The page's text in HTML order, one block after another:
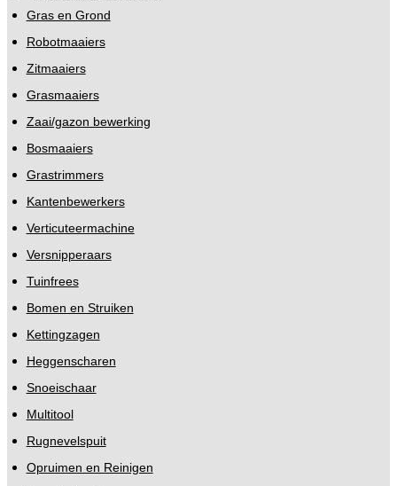
Gras en Grond
Robotmaaiers
Zitmaaiers
Grasmaaiers
Zaai/gazon bewerking
Bosmaaiers
Grastrimmers
Kantenbewerkers
Verticuteermachine
Versnipperaars
Tuinfrees
Bomen en Struiken
Kettingzagen
Heggenscharen
Snoeischaar
Multitool
Rugnevelspuit
Opruimen en Reinigen